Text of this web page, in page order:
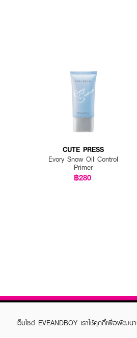
CUTE PRESS
Evory Snow Oil Control
Primer
฿280
เว็บไซต์ EVEANDBOY เราใช้คุกกี้เพื่อพัฒ